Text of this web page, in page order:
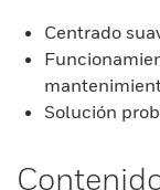
Centrado
Solución